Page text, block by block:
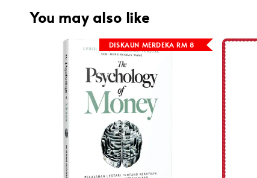
You may also like
DISKAUN MERDEKA RM 8